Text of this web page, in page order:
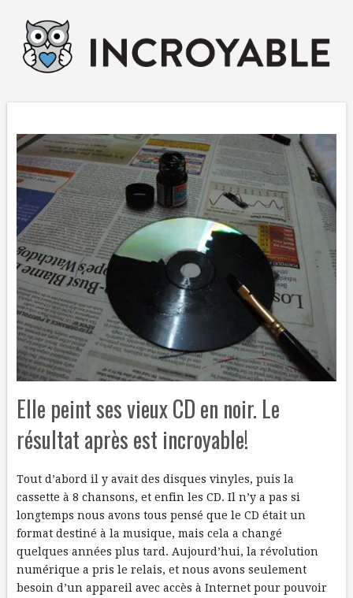
Elle peint ses vieux CD en noir. Le
résultat après est incroyable!
Tout d’abord il y avait des disques vinyles, puis la
cassette à 8 chansons, et enfin les CD. Il n’y a pas si
longtemps nous avons tous pensé que le CD était un
format destiné à la musique, mais cela a changé
quelques années plus tard. Aujourd’hui, la révolution
numérique a pris le relais, et nous avons seulement
besoin d’un appareil avec accès à Internet pour pouvoir